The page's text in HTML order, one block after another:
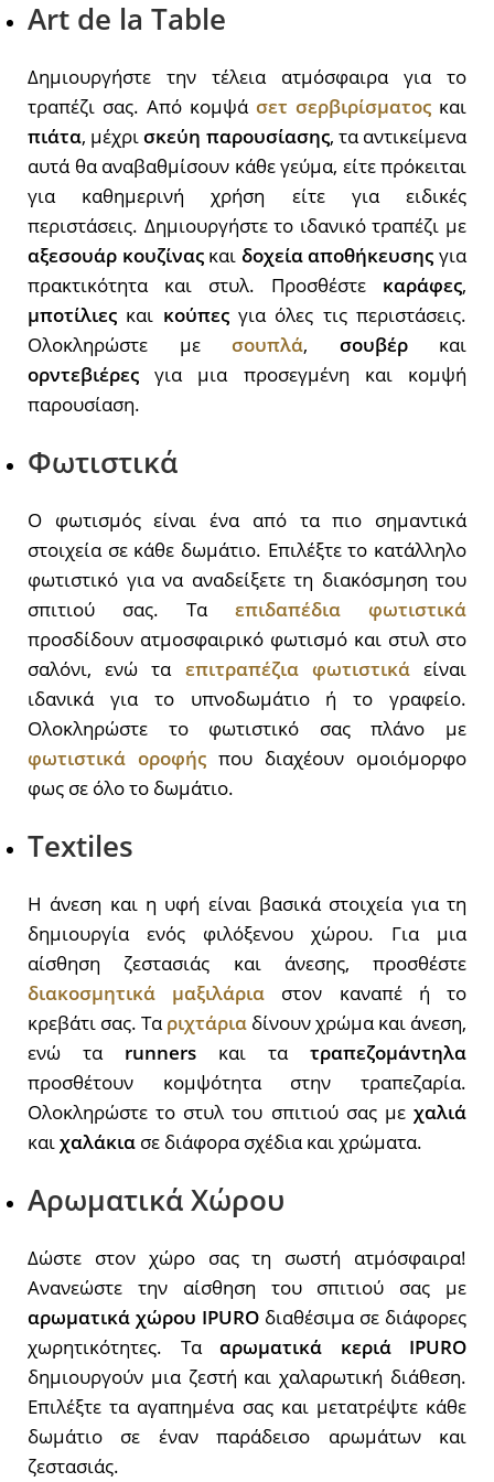
Art de la Table
Δημιουργήστε την τέλεια ατμόσφαιρα για το
τραπέζι σας. Από κομψά σετ σερβιρίσματος και
πιάτα, μέχρισκεύη παρουσίασης, τα αντικείμενα
αυτά θα αναβαθμίσουν κάθε γεύμα, είτε πρόκειται
για καθημερινή χρήση είτε για ειδικές
περιστάσεις. Δημιουργήστε το ιδανικό τραπέζι με
αξεσουάρ κουζίναςκαι δοχεία αποθήκευσης για
πρακτικότητα και στυλ. Προσθέστε καράφες,
μποτίλιες και κούπεςγια όλες τις περιστάσεις.
Ολοκληρώστε με σουπλά, σουβέρκαι
ορντεβιέρες για μια προσεγμένη και κομψή
παρουσίαση.
Φωτιστικά
Ο φωτισμός είναι ένα από τα πιο σημαντικά
στοιχεία σε κάθε δωμάτιο. Επιλέξτε το κατάλληλο
φωτιστικό για να αναδείξετε τη διακόσμηση του
σπιτιού σας. Τα επιδαπέδια
φωτιστικά
προσδίδουν ατμοσφαιρικό φωτισμό και στυλ στο
σαλόνι, ενώ τα επιτραπέζια φωτιστικάείναι
ιδανικά για το υπνοδωμάτιο ή το γραφείο.
Ολοκληρώστε το φωτιστικό σας πλάνο με
φωτιστικά οροφής που διαχέουν ομοιόμορφο
φως σε όλο το δωμάτιο.
Textiles
Η άνεση και η υφή είναι βασικά στοιχεία για τη
δημιουργία ενός φιλόξενου χώρου. Για μια
αίσθηση ζεστασιάς και άνεσης, προσθέστε
διακοσμητικά
μαξιλάρια στον καναπέ ή το
κρεβάτι σας. Ταριχτάρια δίνουν χρώμα και άνεση,
ενώ τα runners και τα τραπεζομάντηλα
προσθέτουν κομψότητα στην τραπεζαρία.
Ολοκληρώστε το στυλ του σπιτιού σας με χαλιά
καιχαλάκια σε διάφορα σχέδια και χρώματα.
Αρωματικά Χώρου
Δώστε στον χώρο σας τη σωστή ατμόσφαιρα!
Ανανεώστε την αίσθηση του σπιτιού σας με
αρωματικά χώρου IPURO διαθέσιμα σε διάφορες
χωρητικότητες. Τα αρωματικά κεριά IPURO
δημιουργούν μια ζεστή και χαλαρωτική διάθεση.
Επιλέξτε τα αγαπημένα σας και μετατρέψτε κάθε
δωμάτιο σε έναν παράδεισο αρωμάτων και
ζεστασιάς.